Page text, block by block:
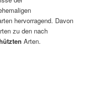
hervorragend. Davon
zu den nach
Arten.